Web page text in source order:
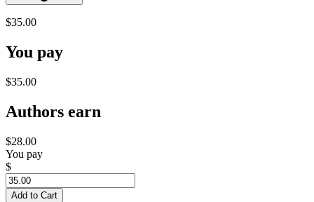
$35.00
You pay
$35.00
Authors earn
$28.00
You pay
$
Add to Cart